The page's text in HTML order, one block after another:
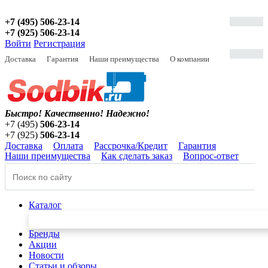
+7 (495) 506-23-14
+7 (925) 506-23-14
Войти Регистрация
Доставка Гарантия Наши преимущества О компании
Быстро! Качественно! Надежно!
+7 (495) 506-23-14
+7 (925) 506-23-14
Доставка
Оплата Рассрочка/Кредит
Гарантия
Наши преимущества
Как сделать заказ Вопрос-ответ
Каталог
Бренды
Акции
Новости
Статьи и обзоры